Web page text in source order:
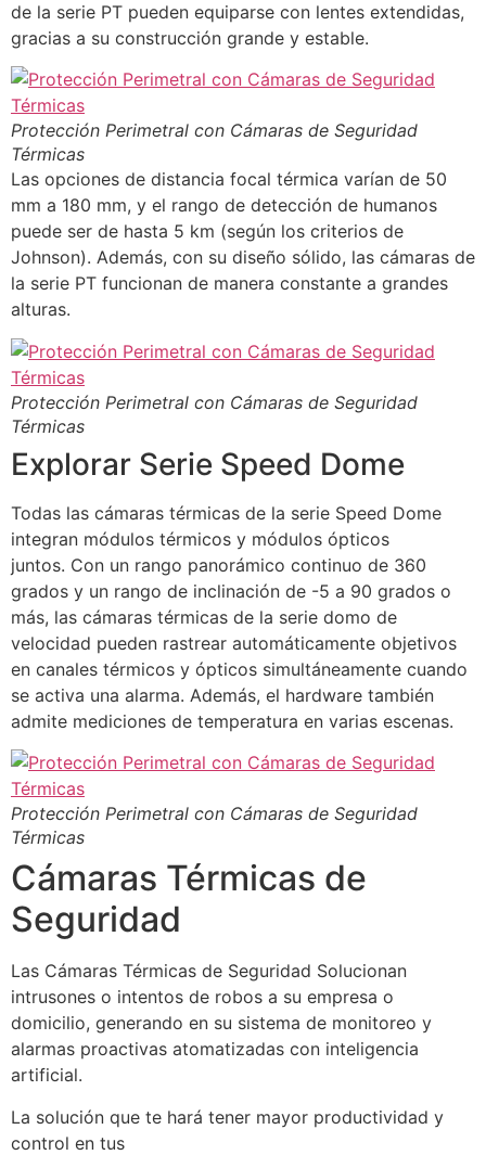
de la serie PT pueden equiparse con lentes extendidas,
gracias a su construcción grande y estable.
Protección Perimetral con Cámaras de Seguridad
Térmicas
Las opciones de distancia focal térmica varían de 50
mm a 180 mm, y el rango de detección de humanos
puede ser de hasta 5 km (según los criterios de
Johnson). Además, con su diseño sólido, las cámaras de
la serie PT funcionan de manera constante a grandes
alturas.
Protección Perimetral con Cámaras de Seguridad
Térmicas
Explorar Serie Speed ​​Dome
Todas las cámaras térmicas de la serie Speed ​​Dome
integran módulos térmicos y módulos ópticos
juntos. Con un rango panorámico continuo de 360 ​​
grados y un rango de inclinación de -5 a 90 grados o
más, las cámaras térmicas de la serie domo de
velocidad pueden rastrear automáticamente objetivos
en canales térmicos y ópticos simultáneamente cuando
se activa una alarma. Además, el hardware también
admite mediciones de temperatura en varias escenas.
Protección Perimetral con Cámaras de Seguridad
Térmicas
Cámaras Térmicas de
Seguridad
Las Cámaras Térmicas de Seguridad Solucionan
intrusones o intentos de robos a su empresa o
domicilio, generando en su sistema de monitoreo y
alarmas proactivas atomatizadas con inteligencia
artificial.
La solución que te hará tener mayor productividad y
control en tus